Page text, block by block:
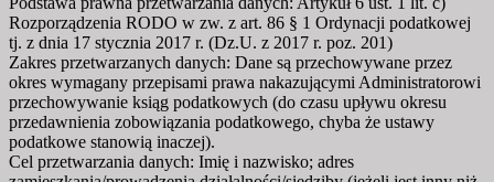
Rozporządzenia RODO w zw. z art. 86 § 1 Ordynacji podatkowej
tj. z dnia 17 stycznia 2017 r. (Dz.U. z 2017 r. poz. 201)
Zakres przetwarzanych danych: Dane są przechowywane przez
okres wymagany przepisami prawa nakazującymi Administratorowi
przechowywanie ksiąg podatkowych (do czasu upływu okresu
przedawnienia zobowiązania podatkowego, chyba że ustawy
podatkowe stanowią inaczej).
Cel przetwarzania danych: Imię i nazwisko; adres